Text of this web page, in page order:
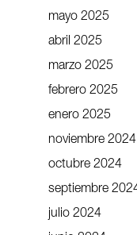
mayo 2025
abril 2025
marzo 2025
febrero 2025
enero 2025
noviembre 2024
octubre 2024
septiembre
julio 2024